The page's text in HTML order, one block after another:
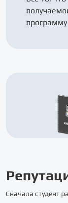
программу
Сначала студент